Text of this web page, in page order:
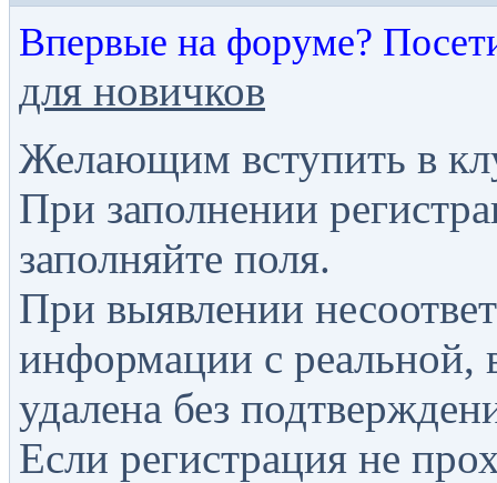
Впервые на форуме?
для новичков
Желающим вступить в
При заполнении
заполняйте поля.
При выявлении
информации с реальной,
удалена без
Если регистрация не